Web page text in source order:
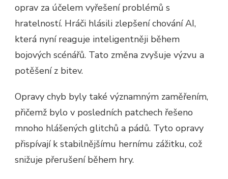
oprav za účelem vyřešení problémů s
hratelností. Hráči hlásili zlepšení chování AI,
která nyní reaguje inteligentněji během
bojových scénářů. Tato změna zvyšuje výzvu a
potěšení z bitev.
Opravy chyb byly také významným zaměřením,
přičemž bylo v posledních patchech řešeno
mnoho hlášených glitchů a pádů. Tyto opravy
přispívají k stabilnějšímu hernímu zážitku, což
snižuje přerušení během hry.